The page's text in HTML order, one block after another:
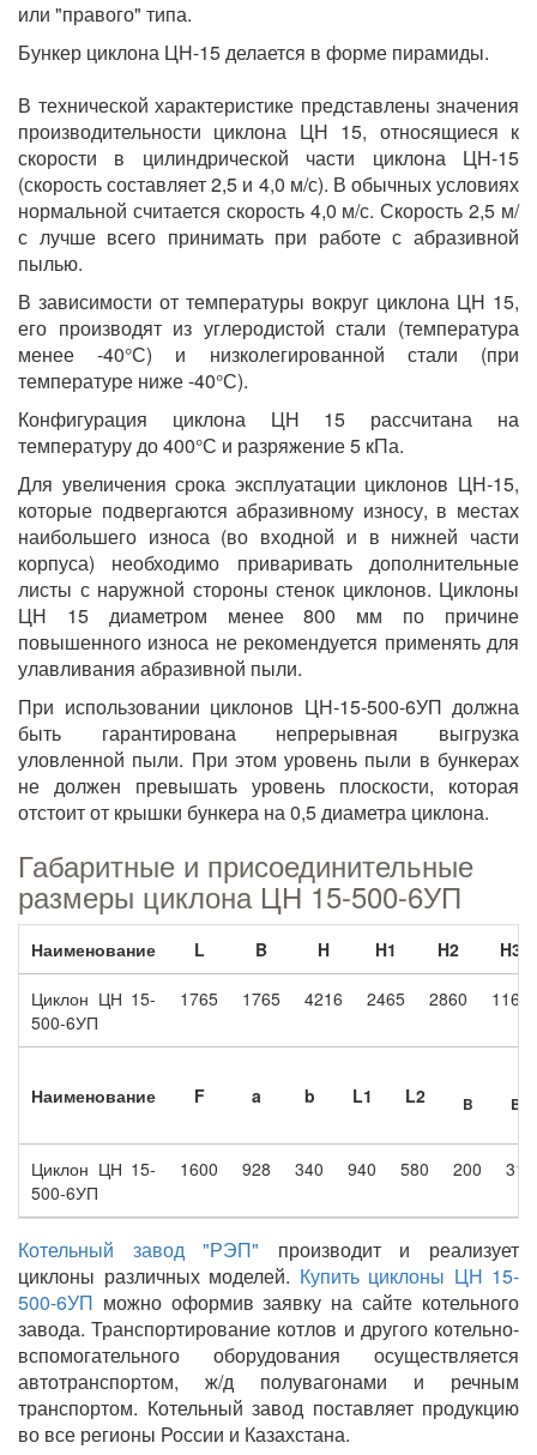
или "правого" типа.
Бункер циклона ЦН-15 делается в форме пирамиды.
В технической характеристике представлены значения
производительности циклона ЦН 15, относящиеся к
скорости в цилиндрической части циклона ЦН-15
(скорость составляет 2,5 и 4,0 м/с). В обычных условиях
нормальной считается скорость 4,0 м/с. Скорость 2,5 м/
с лучше всего принимать при работе с абразивной
пылью.
В зависимости от температуры вокруг циклона ЦН 15,
его производят из углеродистой стали (температура
менее -40°С) и низколегированной стали (при
температуре ниже -40°С).
Конфигурация циклона ЦН 15 рассчитана на
температуру до 400°С и разряжение 5 кПа.
Для увеличения срока эксплуатации циклонов ЦН-15,
которые подвергаются абразивному износу, в местах
наибольшего износа (во входной и в нижней части
корпуса) необходимо приваривать дополнительные
листы с наружной стороны стенок циклонов. Циклоны
ЦН 15 диаметром менее 800 мм по причине
повышенного износа не рекомендуется применять для
улавливания абразивной пыли.
При использовании циклонов ЦН-15-500-6УП должна
быть гарантирована непрерывная выгрузка
уловленной пыли. При этом уровень пыли в бункерах
не должен превышать уровень плоскости, которая
отстоит от крышки бункера на 0,5 диаметра циклона.
Габаритные и присоединительные
размеры циклона ЦН 15-500-6УП
Наименование L B H H1 H2 H3
Циклон ЦН 15-
500-6УП
1765 1765 4216 2465 2860 1160
Наименование F a b L1 L2 B B1
Циклон ЦН 15-
500-6УП
1600 928 340 940 580 200 310
Котельный завод "РЭП" производит и реализует
циклоны различных моделей. Купить циклоны ЦН 15-
500-6УП можно оформив заявку на сайте котельного
завода. Транспортирование котлов и другого котельно-
вспомогательного оборудования осуществляется
автотранспортом, ж/д полувагонами и речным
транспортом. Котельный завод поставляет продукцию
во все регионы России и Казахстана.